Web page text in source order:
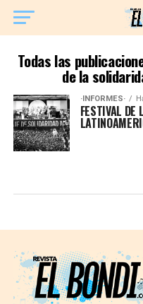
Todas las
de la
·INFORMES·
FESTIVAL DE